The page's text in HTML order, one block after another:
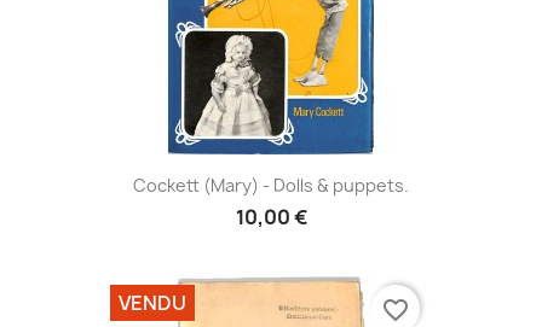
Cockett (Mary) - Dolls & puppets.
10,00 €
VENDU favorite_border